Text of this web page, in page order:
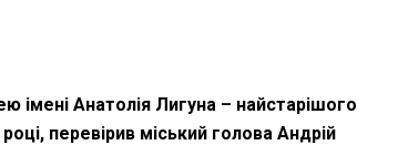
імені Анатолія Лигуна – найстарішого
перевірив міський голова Андрій